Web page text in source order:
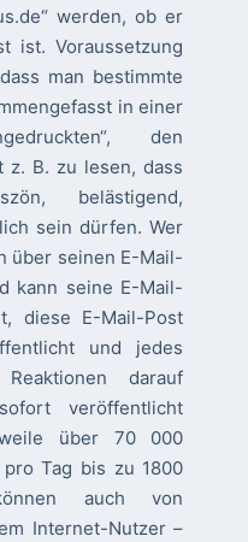
werden, ob er
ist. Voraussetzung
man bestimmte
in einer
den
z. B. zu lesen, dass
belästigend,
sein dürfen. Wer
über seinen E-Mail-
kann seine E-Mail-
diese E-Mail-Post
und jedes
darauf
veröffentlicht
über 70 000
Tag bis zu 1800
auch von
Internet-Nutzer –